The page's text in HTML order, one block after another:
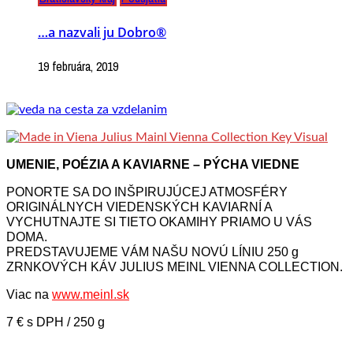
…a nazvali ju Dobro®
19 februára, 2019
UMENIE, POÉZIA A KAVIARNE – PÝCHA VIEDNE
PONORTE SA DO INŠPIRUJÚCEJ ATMOSFÉRY
ORIGINÁLNYCH VIEDENSKÝCH KAVIARNÍ A
VYCHUTNAJTE SI TIETO OKAMIHY PRIAMO U VÁS
DOMA.
PREDSTAVUJEME VÁM NAŠU NOVÚ LÍNIU 250 g
ZRNKOVÝCH KÁV JULIUS MEINL VIENNA COLLECTION.
Viac na www.meinl.sk
7 € s DPH / 250 g